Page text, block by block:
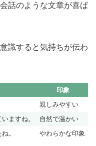
話のような文章が喜ば
識すると気持ちが伝わ
印象
親しみやすい
ますね。
自然で温かい
。 やわらかな印象